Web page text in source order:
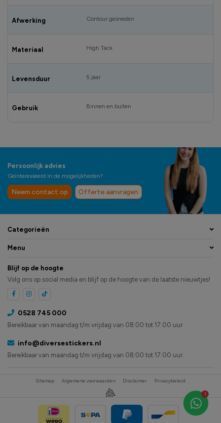
Afwerking Contour gesneden
Materiaal High Tack
Levensduur 5 jaar
Gebruik Binnen en buiten
1
Persoonlijk advies
Geïnteresseerd in de mogelijkheden?
Neem contact op Offerte aanvragen
Categorieën
Menu
Blijf op de hoogte
Volg ons op social media en blijf op de hoogte van de laatste nieuwtjes!
0528 745 000
Bereikbaar van maandag t/m vrijdag van 08:00 tot 17:00 uur
info@diversestickers.nl
Bereikbaar van maandag t/m vrijdag van 08:00 tot 17:00 uur.
Sitemap Algemene voorwaarden Disclaimer Privacybeleid